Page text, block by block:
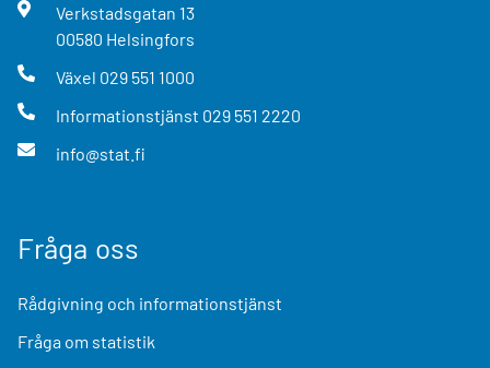
Verkstadsgatan 13
00580 Helsingfors
Växel 029 551 1000
Informationstjänst 029 551 2220
info@stat.fi
Fråga oss
Rådgivning och informationstjänst
Fråga om statistik